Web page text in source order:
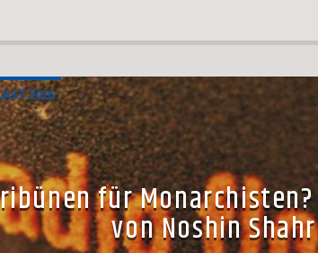
2026
für
von Noshin